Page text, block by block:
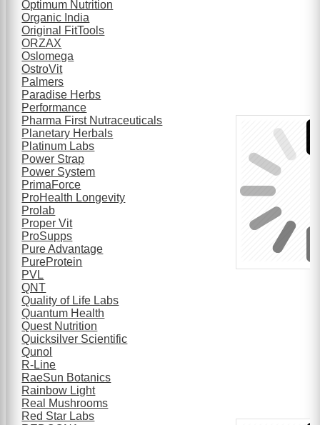
Optimum Nutrition
Organic India
Original FitTools
ORZAX
Oslomega
OstroVit
Palmers
Paradise Herbs
Performance
Pharma First Nutraceuticals
Planetary Herbals
Platinum Labs
Power Strap
Power System
PrimaForce
ProHealth Longevity
Prolab
Proper Vit
ProSupps
Pure Advantage
PureProtein
PVL
QNT
Quality of Life Labs
Quantum Health
Quest Nutrition
Quicksilver Scientific
Qunol
R-Line
RaeSun Botanics
Rainbow Light
Real Mushrooms
Red Star Labs